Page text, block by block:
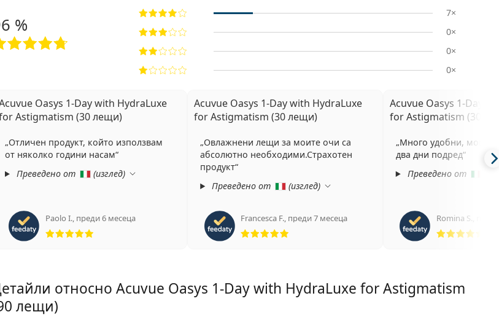
%
7×
0×
0×
0×
Oasys 1-Day with HydraLuxe
Astigmatism (30 лещи)
Отличен продукт, който използвам
от няколко години насам
Преведено от
(изглед)
Paolo I., преди 6 месеца
Рейтинг 5 от 5
Acuvue Oasys 1-Day with HydraLuxe
for Astigmatism (30 лещи)
Овлажнени лещи за моите очи са
абсолютно необходими.Страхотен
продукт
Преведено от
(изглед)
Francesca F., преди 7 месеца
Рейтинг 5 от 5
Acuvue Oasys 1-Day
for Astigmatism (30
Много удобни, мога
два дни подред
Преведено от
Romina S.
относно Acuvue Oasys 1-Day with HydraLuxe for Astigmatism
лещи)